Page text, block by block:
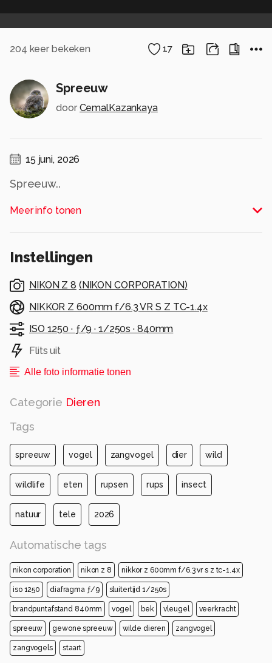
204 keer bekeken 17
Spreeuw
door CemalKazankaya
15 juni, 2026
Spreeuw..
Alle rechten voorbehouden
Meer info tonen
Instellingen
NIKON Z 8 (NIKON CORPORATION)
NIKKOR Z 600mm f/6.3 VR S Z TC-1.4x
ISO 1250 · ƒ/9 · 1/250s · 840mm
Flits uit
Alle foto informatie tonen
Categorie Dieren
Tags
spreeuw vogel zangvogel dier wild
wildlife eten rupsen rups insect
natuur tele 2026
Automatische tags
nikon corporation nikon z 8 nikkor z 600mm f/6.3 vr s z tc-1.4x
iso 1250 diafragma ƒ/9 sluitertijd 1/250s
brandpuntafstand 840mm vogel bek vleugel veerkracht
spreeuw gewone spreeuw wilde dieren zangvogel
zangvogels staart